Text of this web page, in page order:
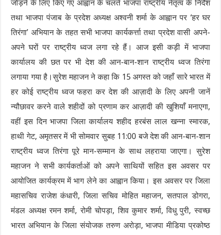
जोड़ने के लिए किए गए आह्वान के चलते भाजपा राष्ट्रीय नेतृत्व के निर्देश
तथा भाजपा पंजाब के प्रदेश अध्यक्ष अश्वनी शर्मा के आह्वान पर ‘हर घर
तिरंगा’ अभियान के तहत सभी भाजपा कार्यकर्त्ता तथा प्रदेश वासी अपने-
अपने घरों पर राष्ट्रीय ध्वज लगा रहे हैं। आज इसी कड़ी में भाजपा
कार्यालय की छत पर भी देश की आन-बान-शान राष्ट्रीय ध्वज तिरंगा
लगाया गया है।सुरेश महाजन ने कहा कि 15 अगस्त को जहाँ सारे भारत में
हर कोई राष्ट्रीय ध्वज फहरा कर देश की आज़ादी के लिए अपनी जानें
न्यौछावर करने वाले शहीदों को प्रणाम कर आज़ादी की खुशियाँ मनाएगा,
वहीं इस दिन भाजपा जिला कार्यालय शहीद हरबंस लाल खन्ना स्मारक,
हाथी गेट, अमृतसर में भी सोमवार सुबह 11:00 बजे देश की आन-बान-शान
राष्ट्रीय ध्वज तिरंगा पूरे मान-सम्मान के साथ लहराया जाएगा। सुरेश
महाजन ने सभी कार्यकर्ताओं को अपने साथियों सहित इस अवसर पर
आयोजित कार्यक्रम में भाग लेने का आह्वान किया। इस अवसर पर जिला
महासचिव राजेश कंधारी, जिला सचिव मोहित महाजन, सतपाल डोगरा,
मंडल अध्यक्ष रमन शर्मा, रोमी चोपड़ा, शिव कुमार शर्मा, विधु पुरी, स्वच्छ
भारत अभियान के जिला संयोजक तरुण अरोड़ा, भाजपा मीडिया प्रकोष्ठ